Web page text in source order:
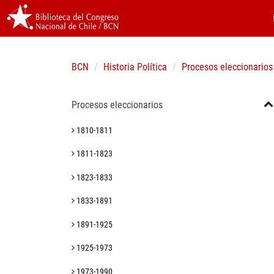
BCN Historia Política Procesos eleccionarios
Procesos eleccionarios
1810-1811
1811-1823
1823-1833
1833-1891
1891-1925
1925-1973
1973-1990